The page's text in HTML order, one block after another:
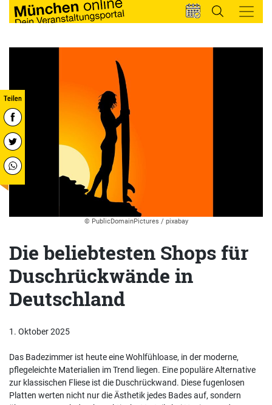
© PublicDomainPictures / pixabay
Die beliebtesten Shops für
Duschrückwände in
Deutschland
1. Oktober 2025
Das Badezimmer ist heute eine Wohlfühloase, in der moderne,
pflegeleichte Materialien im Trend liegen. Eine populäre Alternative
zur klassischen Fliese ist die Duschrückwand. Diese fugenlosen
Platten werten nicht nur die Ästhetik jedes Bades auf, sondern